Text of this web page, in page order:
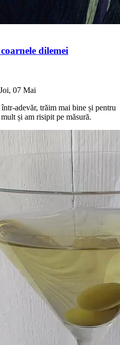
dilemei
Joi, 07 Mai
adevăr, trăim mai bine și pentru
și am risipit pe măsură.